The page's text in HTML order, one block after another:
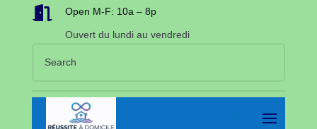
 Open M-F: 10a – 8p
Ouvert du lundi au vendredi